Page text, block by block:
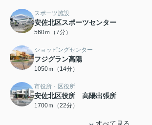
スポーツ施設
安佐北区スポーツセンター
560ｍ（7分）
ショッピングセンター
フジグラン高陽
1050ｍ（14分）
市役所・区役所
安佐北区役所 高陽出張所
1700ｍ（22分）